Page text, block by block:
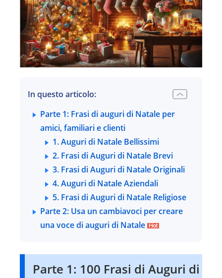
In questo articolo:
Parte 1: Frasi di auguri di Natale per
amici, familiari e clienti
1. Auguri di Natale Bellissimi
2. Frasi di Auguri di Natale Brevi
3. Frasi di Auguri di Natale Originali
4. Auguri di Natale Aziendali
5. Frasi di Auguri di Natale Religiose
Parte 2: Usa un cambiavoci per creare
una voce di auguri di Natale
Parte 1: 100 Frasi di Auguri di